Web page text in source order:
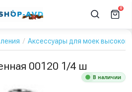
0
Аксессуары для моек
00120 1/4 ш
В наличии